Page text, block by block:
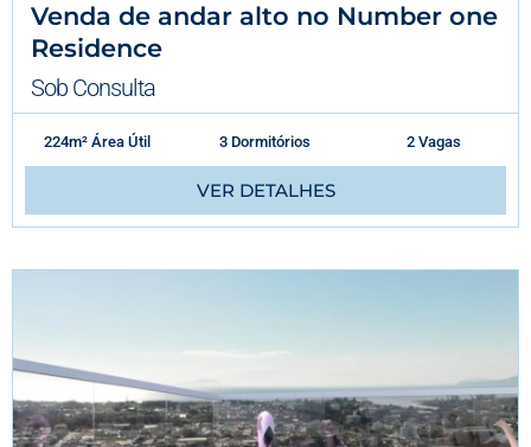
Venda de andar alto no Number one
Residence
Sob Consulta
224m² Área Útil 3 Dormitórios 2 Vagas
VER DETALHES